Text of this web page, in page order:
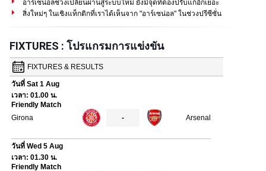
อาร์เซน่อลช่วงเปลี่ยนผ่านสู่ระบบใหม่ ยังมีจุดที่ต้องปรับแก้อีกเยอะ
สิ่งใหม่ๆ ในเชิงแท็กติกที่เราได้เห็นจาก "อาร์เซน่อล" ในช่วงปรีซีซั่น
FIXTURES : โปรแกรมการแข่งขัน